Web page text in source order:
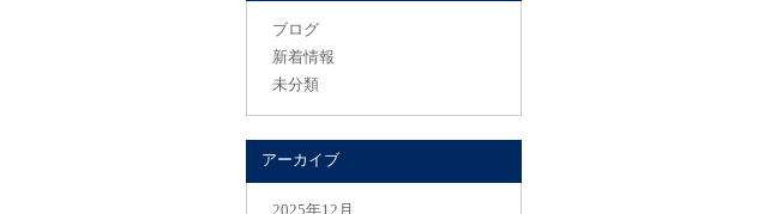
ブログ
新着情報
未分類
アーカイブ
2025年12月